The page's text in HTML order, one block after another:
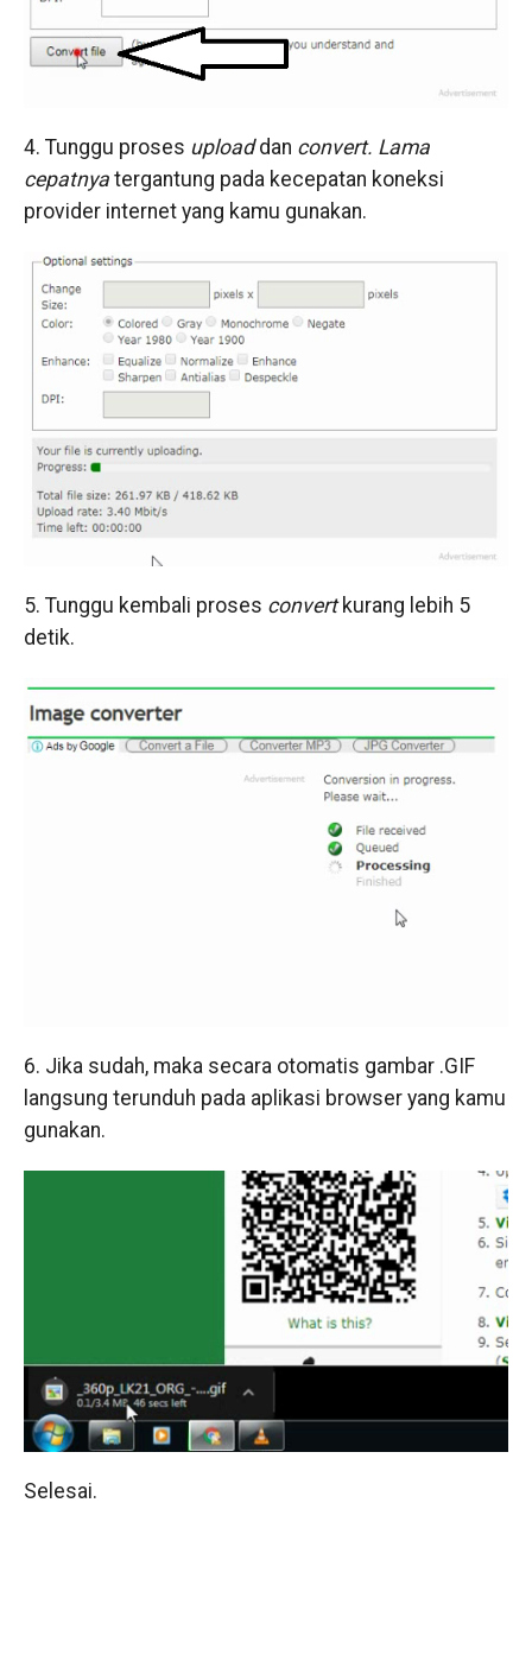
4. Tunggu proses uploaddan convert. Lama
cepatnya tergantung pada kecepatan koneksi
provider internet yang kamu gunakan.
5. Tunggu kembali proses convert kurang lebih 5
detik.
6. Jika sudah, maka secara otomatis gambar .GIF
langsung terunduh pada aplikasi browser yang kamu
gunakan.
Selesai.